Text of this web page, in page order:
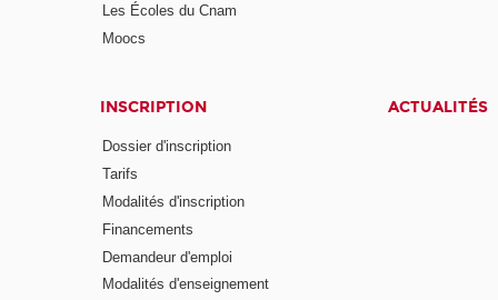
Les Écoles du Cnam
Moocs
INSCRIPTION
Dossier d'inscription
Tarifs
Modalités d'inscription
Financements
Demandeur d'emploi
Modalités d'enseignement
ACTUALITÉS